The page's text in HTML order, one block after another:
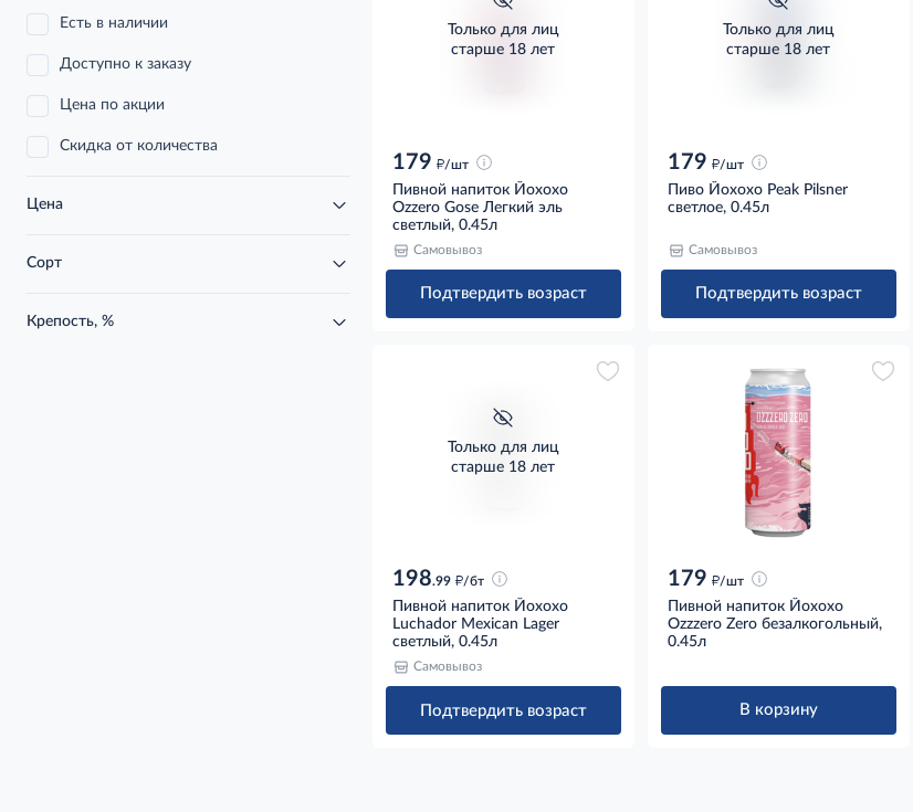
Есть в наличии
Доступно к заказу
Цена по акции
Скидка от количества
Цена
Сорт
Крепость, %
Только для лиц
старше 18 лет
179 д/шт
Пивной напиток Йохохо
Ozzero Gose Легкий эль
светлый, 0.45л
Самовывоз
Подтвердить возраст
Только для лиц
старше 18 лет
179 д/шт
Пиво Йохохо Peak Pilsner
светлое, 0.45л
Самовывоз
Подтвердить возраст
Только для лиц
старше 18 лет
198.99 д/бт
Пивной напиток Йохохо
Luchador Mexican Lager
светлый, 0.45л
Самовывоз
Подтвердить возраст
179 д/шт
Пивной напиток Йохохо
Ozzzero Zero безалкогольный,
0.45л
В корзину